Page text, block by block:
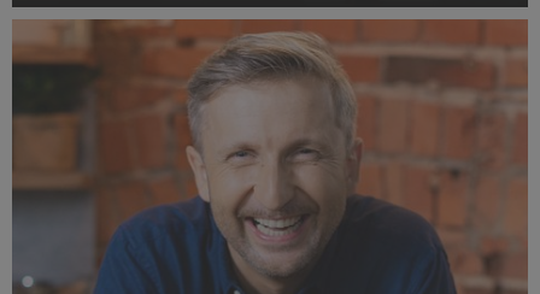
o godz. 17:00 na kanale CANAL+...